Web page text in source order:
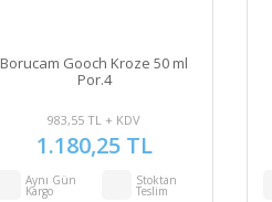
Borucam Gooch Kroze 50 ml
Por.4
983,55 TL + KDV
1.180,25 TL
Aynı Gün
Kargo
Stoktan
Teslim